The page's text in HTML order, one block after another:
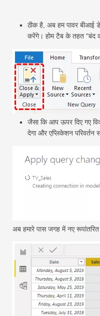
ठीक है, अब हम पावर बीआई
करेंगे। होम टैब के तहत "बंद
जैसा कि आप ऊपर दिए गए
देगा और एप्लिकेशन परिवर्तन
अब हमारे पास जगह में नए